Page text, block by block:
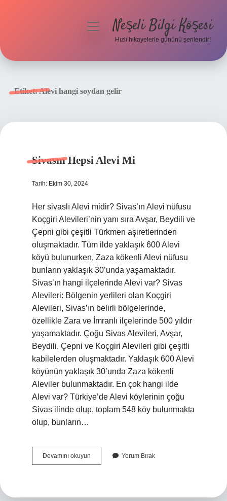
menüyüNeşeli Bilgi Köşesi
Hızlı hikayelerle gününü şenlendir!
Etiket:Alevi hangi soydan gelir
Sivasın Hepsi Alevi Mi
Tarih: Ekim 30, 2024
Her sivaslı Alevi midir? Sivas’ın Alevi nüfusu
Koçgiri Alevileri’nin yanı sıra Avşar, Beydili ve
Çepni gibi çeşitli Türkmen aşiretlerinden
oluşmaktadır. Tüm ilde yaklaşık 600 Alevi
köyü bulunurken, Zaza kökenli Alevi nüfusu
bunların yaklaşık 30’unda yaşamaktadır.
Sivas’ın hangi ilçelerinde Alevi var? Sivas
Alevileri: Bölgenin yerlileri olan Koçgiri
Alevileri, Sivas’ın belirli bölgelerinde,
özellikle Zara ve İmranlı ilçelerinde 500 yıldır
yaşamaktadır. Çoğu Sivas Alevileri, Avşar,
Beydili, Çepni ve Koçgiri Alevileri gibi çeşitli
kabilelerden oluşmaktadır. Yaklaşık 600 Alevi
köyünün yaklaşık 30’unda Zaza kökenli
Aleviler bulunmaktadır. En çok hangi ilde
Alevi var? Türkiye’de Alevi köylerinin çoğu
Sivas ilinde olup, toplam 548 köy bulunmakta
olup, bunların…
Devamını okuyun
Hepsi
Yorum Bırak